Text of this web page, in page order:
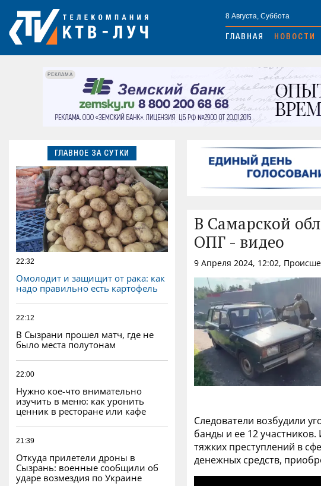
8 Августа, Суббота
ГЛАВНАЯ НОВОСТИ
РЕКЛАМА
ГЛАВНОЕ ЗА СУТКИ
22:32
Омолодит и защищит от рака: как
надо правильно есть картофель
22:12
В Сызрани прошел матч, где не
было места полутонам
22:00
Нужно кое-что внимательно
изучить в меню: как уронить
ценник в ресторане или кафе
21:39
Откуда прилетели дроны в
Сызрань: военные сообщили об
ударе возмездия по Украине
В Самарской
ОПГ - видео
9 Апреля 2024, 12:02,
Следователи возбудили
банды и ее 12
тяжких преступлений в
денежных средств,